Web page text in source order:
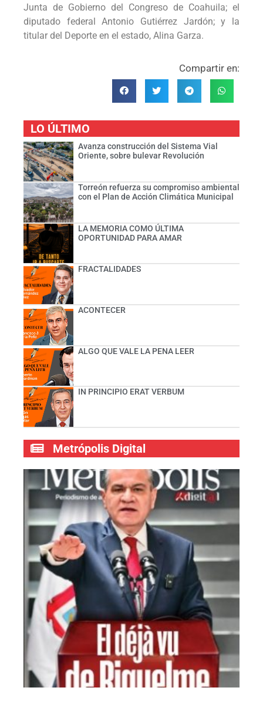
Junta de Gobierno del Congreso de Coahuila; el
diputado federal Antonio Gutiérrez Jardón; y la
titular del Deporte en el estado, Alina Garza.
Compartir en:
LO ÚLTIMO
Avanza construcción del Sistema Vial
Oriente, sobre bulevar Revolución
Torreón refuerza su compromiso ambiental
con el Plan de Acción Climática Municipal
LA MEMORIA COMO ÚLTIMA
OPORTUNIDAD PARA AMAR
FRACTALIDADES
ACONTECER
ALGO QUE VALE LA PENA LEER
IN PRINCIPIO ERAT VERBUM
Metrópolis Digital